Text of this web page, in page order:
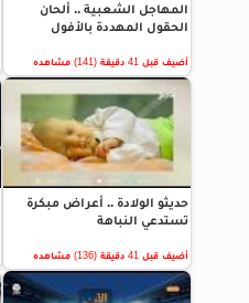
المهاجل الشعبية .. ألحان
الحقول المهددة بالأفول
أضيف قبل 41 دقيقة (141) مشاهده
حديثو الولادة .. أعراض مبكرة
تستدعي النباهة
أضيف قبل 41 دقيقة (136) مشاهده